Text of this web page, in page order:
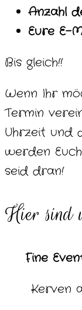
Anzahl
Eure E-
Bis gleich!!
Wenn Ihr
Termin
Uhrzeit und
werden
seid dran!
Hier sind
Fine
Kerven